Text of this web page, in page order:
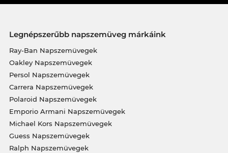
Legnépszerűbb napszemüveg márkáink
Ray-Ban Napszemüvegek
Oakley Napszemüvegek
Persol Napszemüvegek
Carrera Napszemüvegek
Polaroid Napszemüvegek
Emporio Armani Napszemüvegek
Michael Kors Napszemüvegek
Guess Napszemüvegek
Ralph Napszemüvegek